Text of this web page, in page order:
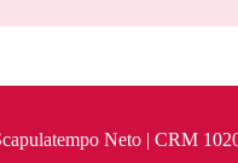
Neto | CRM